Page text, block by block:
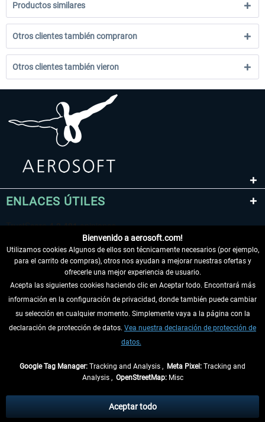
Productos similares
Otros clientes también compraron
Otros clientes también vieron
ENLACES ÚTILES
DESISTIR DEL CONTRATO
INFORMACIÓN
tasas de recepción si no se describe lo contrario
** De aplicación a envíos dentro de Alemania. Los plazos de envío para los
Bienvenido a aerosoft.com!
Utilizamos cookies Algunos de ellos son técnicamente necesarios (por ejemplo,
para el carrito de compras), otros nos ayudan a mejorar nuestras ofertas y
ofrecerle una mejor experiencia de usuario.
Acepta las siguientes cookies haciendo clic en Aceptar todo. Encontrará más
información en la configuración de privacidad, donde también puede cambiar
su selección en cualquier momento. Simplemente vaya a la página con la
declaración de protección de datos. Vea nuestra declaración de protección de
datos.
Google Tag Manager: Tracking and Analysis , Meta Pixel: Tracking and
Analysis , OpenStreetMap:Misc
Aceptar todo